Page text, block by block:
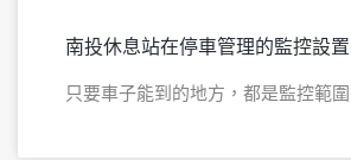
南投休息站在停車管理的監控設置
只要車子能到的地方，都是監控範圍​